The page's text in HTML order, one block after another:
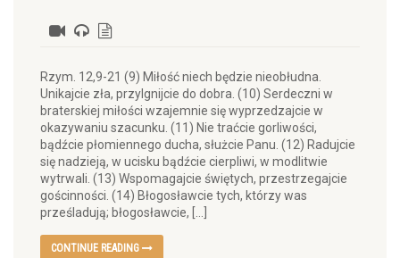
Rzym. 12,9-21 (9) Miłość niech będzie nieobłudna.
Unikajcie zła, przylgnijcie do dobra. (10) Serdeczni w
braterskiej miłości wzajemnie się wyprzedzajcie w
okazywaniu szacunku. (11) Nie traćcie gorliwości,
bądźcie płomiennego ducha, służcie Panu. (12) Radujcie
się nadzieją, w ucisku bądźcie cierpliwi, w modlitwie
wytrwali. (13) Wspomagajcie świętych, przestrzegajcie
gościnności. (14) Błogosławcie tych, którzy was
prześladują; błogosławcie, […]
CONTINUE READING